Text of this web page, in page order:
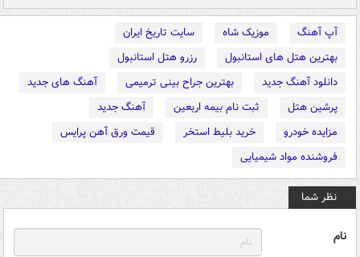
آپ آهنگ موزیک شاه
سایت تاریخ ایران
بهترین هتل های استانبول
رزرو هتل استانبول
دانلود آهنگ جدید
بهترین جراح بینی ترمیمی
آهنگ های جدید
پرشین هتل
ثبت نام بیمه اربعین
آهنگ جدید
مزایده خودرو
خرید بلیط استخر
قیمت ورق آهن پرایس
فروشنده مواد شیمیایی
نظر شما
نام